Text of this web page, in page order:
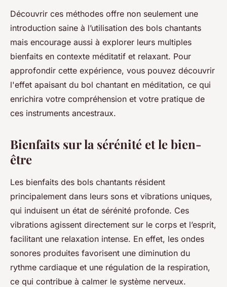
Découvrir ces méthodes offre non seulement une
introduction saine à l’utilisation des bols chantants
mais encourage aussi à explorer leurs multiples
bienfaits en contexte méditatif et relaxant. Pour
approfondir cette expérience, vous pouvez découvrir
l'effet apaisant du bol chantant en méditation, ce qui
enrichira votre compréhension et votre pratique de
ces instruments ancestraux.
Bienfaits sur la sérénité et le bien-
être
Les bienfaits des bols chantants résident
principalement dans leurs sons et vibrations uniques,
qui induisent un état de sérénité profonde. Ces
vibrations agissent directement sur le corps et l’esprit,
facilitant une relaxation intense. En effet, les ondes
sonores produites favorisent une diminution du
rythme cardiaque et une régulation de la respiration,
ce qui contribue à calmer le système nerveux.